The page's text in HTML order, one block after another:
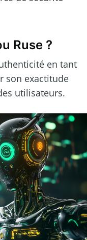
Ruse ?
en tant
son exactitude
utilisateurs.